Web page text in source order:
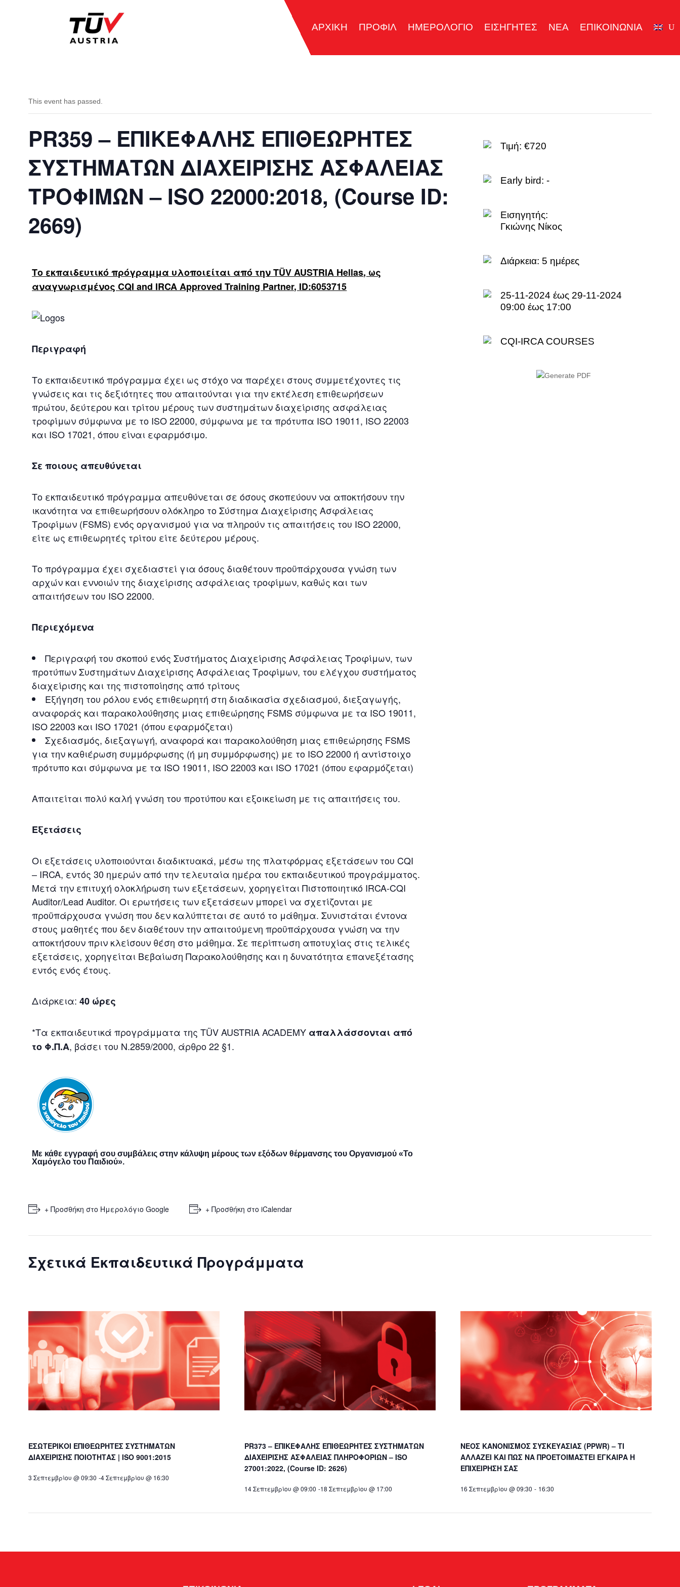
ΑΡΧΙΚΗ ΠΡΟΦΙΛ ΗΜΕΡΟΛΟΓΙΟ ΕΙΣΗΓΗΤΕΣ ΝΕΑ ΕΠΙΚΟΙΝΩΝΙΑ
This event has passed.
PR359 – ΕΠΙΚΕΦΑΛΗΣ ΕΠΙΘΕΩΡΗΤΕΣ
ΣΥΣΤΗΜΑΤΩΝ ΔΙΑΧΕΙΡΙΣΗΣ ΑΣΦΑΛΕΙΑΣ
ΤΡΟΦΙΜΩΝ – ISO 22000:2018, (Course ID:
2669)
Το εκπαιδευτικό πρόγραμμα υλοποιείται από τηνTÜV AUSTRIA Hellas, ως
αναγνωρισμένοςCQI and IRCA Approved Training Partner, ID:6053715
Περιγραφή
Το εκπαιδευτικό πρόγραμμα έχει ως στόχο να παρέχει στους συμμετέχοντες τις
γνώσεις και τις δεξιότητες που απαιτούνται για την εκτέλεση επιθεωρήσεων
πρώτου, δεύτερου και τρίτου μέρους των συστημάτων διαχείρισης ασφάλειας
τροφίμων σύμφωνα με το ISO 22000, σύμφωνα με τα πρότυπα ISO 19011, ISO 22003
και ISO 17021, όπου είναι εφαρμόσιμο.
Σε ποιους απευθύνεται
Το εκπαιδευτικό πρόγραμμα απευθύνεται σε όσους σκοπεύουν να αποκτήσουν την
ικανότητα να επιθεωρήσουν ολόκληρο το Σύστημα Διαχείρισης Ασφάλειας
Τροφίμων (FSMS) ενός οργανισμού για να πληρούν τις απαιτήσεις του ISO 22000,
είτε ως επιθεωρητές τρίτου είτε δεύτερου μέρους.
Το πρόγραμμα έχει σχεδιαστεί για όσους διαθέτουν προϋπάρχουσα γνώση των
αρχών και εννοιών της διαχείρισης ασφάλειας τροφίμων, καθώς και των
απαιτήσεων του ISO 22000.
Περιεχόμενα
Περιγραφή του σκοπού ενός Συστήματος Διαχείρισης Ασφάλειας Τροφίμων, των
προτύπων Συστημάτων Διαχείρισης Ασφάλειας Τροφίμων, του ελέγχου συστήματος
διαχείρισης και της πιστοποίησης από τρίτους
Εξήγηση του ρόλου ενός επιθεωρητή στη διαδικασία σχεδιασμού, διεξαγωγής,
αναφοράς και παρακολούθησης μιας επιθεώρησης FSMS σύμφωνα με τα ISO 19011,
ISO 22003 και ISO 17021 (όπου εφαρμόζεται)
Σχεδιασμός, διεξαγωγή, αναφορά και παρακολούθηση μιας επιθεώρησης FSMS
για την καθιέρωση συμμόρφωσης (ή μη συμμόρφωσης) με το ISO 22000 ή αντίστοιχο
πρότυπο και σύμφωνα με τα ISO 19011, ISO 22003 και ISO 17021 (όπου εφαρμόζεται)
Απαιτείται πολύ καλή γνώση του προτύπου και εξοικείωση με τις απαιτήσεις του.
Εξετάσεις
Οι εξετάσεις υλοποιούνται διαδικτυακά, μέσω της πλατφόρμας εξετάσεων του CQI
– IRCA, εντός 30 ημερών από την τελευταία ημέρα του εκπαιδευτικού προγράμματος.
Μετά την επιτυχή ολοκλήρωση των εξετάσεων, χορηγείται Πιστοποιητικό IRCA-CQI
Auditor/Lead Auditor. Οι ερωτήσεις των εξετάσεων μπορεί να σχετίζονται με
προϋπάρχουσα γνώση που δεν καλύπτεται σε αυτό το μάθημα. Συνιστάται έντονα
στους μαθητές που δεν διαθέτουν την απαιτούμενη προϋπάρχουσα γνώση να την
αποκτήσουν πριν κλείσουν θέση στο μάθημα. Σε περίπτωση αποτυχίας στις τελικές
εξετάσεις, χορηγείται Βεβαίωση Παρακολούθησης και η δυνατότητα επανεξέτασης
εντός ενός έτους.
Διάρκεια:40 ώρες
*Τα εκπαιδευτικά προγράμματα της TÜV AUSTRIA ACADEMY απαλλάσσονται από
το Φ.Π.Α, βάσει του Ν.2859/2000, άρθρο 22 §1.
Με κάθε εγγραφή σου συμβάλεις στην κάλυψη μέρους των εξόδων θέρμανσης του Οργανισμού «Το
Χαμόγελο του Παιδιού».
Τιμή: €720
Early bird: -
Εισηγητής:
Γκιώνης Νίκος
Διάρκεια: 5 ημέρες
25-11-2024 έως 29-11-2024
09:00 έως 17:00
CQI-IRCA COURSES
+ Προσθήκη στο Ημερολόγιο Google + Προσθήκη στο iCalendar
Σχετικά Εκπαιδευτικά Προγράμματα
ΕΣΩΤΕΡΙΚΟΙ ΕΠΙΘΕΩΡΗΤΕΣ ΣΥΣΤΗΜΑΤΩΝ
ΔΙΑΧΕΙΡΙΣΗΣ ΠΟΙΟΤΗΤΑΣ | ISO 9001:2015
3 Σεπτεμβρίου @ 09:30 -4 Σεπτεμβρίου @ 16:30
PR373 – ΕΠΙΚΕΦΑΛΗΣ ΕΠΙΘΕΩΡΗΤΕΣ ΣΥΣΤΗΜΑΤΩΝ
ΔΙΑΧΕΙΡΙΣΗΣ ΑΣΦΑΛΕΙΑΣ ΠΛΗΡΟΦΟΡΙΩΝ – ISO
27001:2022, (Course ID: 2626)
14 Σεπτεμβρίου @ 09:00 -18 Σεπτεμβρίου @ 17:00
ΝΕΟΣ ΚΑΝΟΝΙΣΜΟΣ ΣΥΣΚΕΥΑΣΙΑΣ (PPWR) – ΤΙ
ΑΛΛΑΖΕΙ ΚΑΙ ΠΩΣ ΝΑ ΠΡΟΕΤΟΙΜΑΣΤΕΙ ΕΓΚΑΙΡΑ Η
ΕΠΙΧΕΙΡΗΣΗ ΣΑΣ
16 Σεπτεμβρίου @ 09:30 - 16:30